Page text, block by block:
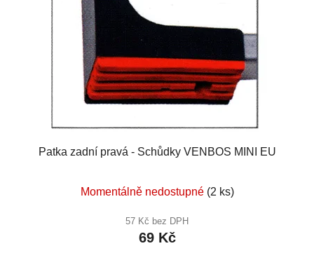
Patka zadní pravá - Schůdky VENBOS MINI EU
Momentálně nedostupné (2 ks)
57 Kč bez DPH
69 Kč